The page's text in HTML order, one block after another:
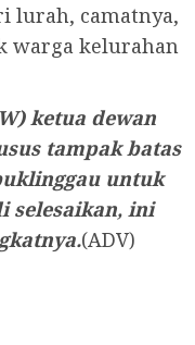
lurah, camatnya,
warga kelurahan
ketua dewan
tampak batas
untuk
selesaikan, ini
(ADV)